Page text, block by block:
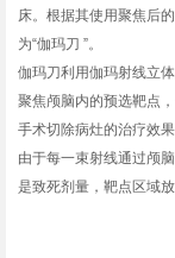
床。根据其使用聚焦后
为“伽玛刀 ”。
伽玛刀利用伽玛射线立
聚焦颅脑内的预选靶点
手术切除病灶的治疗效果
由于每一束射线通过颅
是致死剂量，靶点区域
无痛苦的特点。伽玛刀